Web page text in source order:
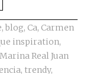
, blog, Ca, Carmen
inspiration,
Marina Real Juan
, trendy,